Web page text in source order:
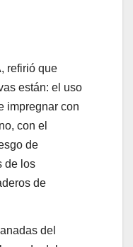
refirió que
están: el uso
impregnar con
con el
de
de los
de
del